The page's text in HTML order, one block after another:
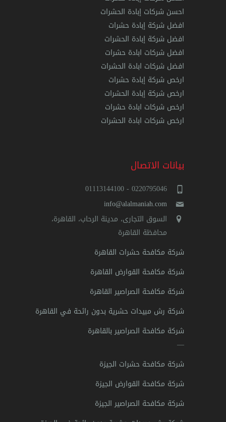
احسن شركات إبادة الحشرات
افضل شركة إبادة حشرات
افضل شركة إبادة الحشرات
افضل شركات ابادة حشرات
افضل شركات ابادة الحشرات
ارخص شركة إبادة حشرات
ارخص شركة إبادة الحشرات
ارخص شركات ابادة حشرات
ارخص شركات ابادة الحشرات
بيانات الاتصال
0220795046 - 01113144100
info@alalmaniah.com
السوق التجارى، مدينة الرحاب، القاهرة،
محافظة القاهرة‬
شركة مكافحة حشرات القاهرة
شركة مكافحة القوارض القاهرة
شركة مكافحة الصراصير القاهرة
شركة رش مبيدات حشرية بدون رائحة في القاهرة
شركة مكافحة الصراصير بالقاهرة
—
شركة مكافحة حشرات الجيزة
شركة مكافحة القوارض الجيزة
شركة مكافحة الصراصير الجيزة